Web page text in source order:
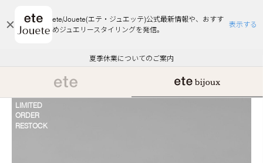
ete/Jouete(エテ・ジュエッテ)公式最新情報や、おすす
めジュエリースタイリングを発信。
表示する
エコラッピング及びエコポイント付与のご案内
ご注文いただいたお品物のお届け状況について
夏季休業についてのご案内
WEB Limited Items >>
採用のご案内
悪質な偽サイトにご注意ください
エコラッピング及びエコポイント付与のご案内
ご注文いただいたお品物のお届け状況について
LIMITED
ORDER
RESTOCK